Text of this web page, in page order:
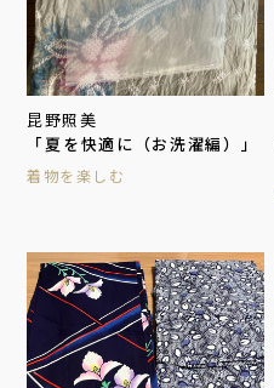
昆野照美
「夏を快適に（お洗濯編）」
着物を楽しむ